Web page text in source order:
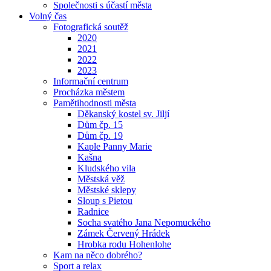
Společnosti s účastí města
Volný čas
Fotografická soutěž
2020
2021
2022
2023
Informační centrum
Procházka městem
Pamětihodnosti města
Děkanský kostel sv. Jiljí
Dům čp. 15
Dům čp. 19
Kaple Panny Marie
Kašna
Kludského vila
Městská věž
Městské sklepy
Sloup s Pietou
Radnice
Socha svatého Jana Nepomuckého
Zámek Červený Hrádek
Hrobka rodu Hohenlohe
Kam na něco dobrého?
Sport a relax